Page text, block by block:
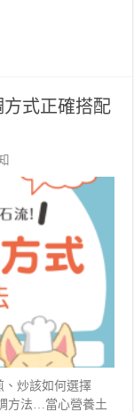
方式正確搭配
炒該如何選擇
方法…當心營養土